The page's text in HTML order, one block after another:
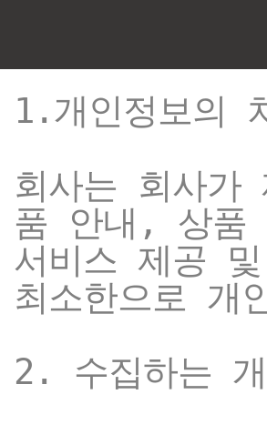
1.개인정보의
회사는 회사가
품 안내, 상품
서비스 제공
최소한으로 개
2. 수집하는